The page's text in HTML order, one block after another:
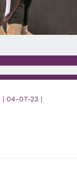
| 04-07-23 |